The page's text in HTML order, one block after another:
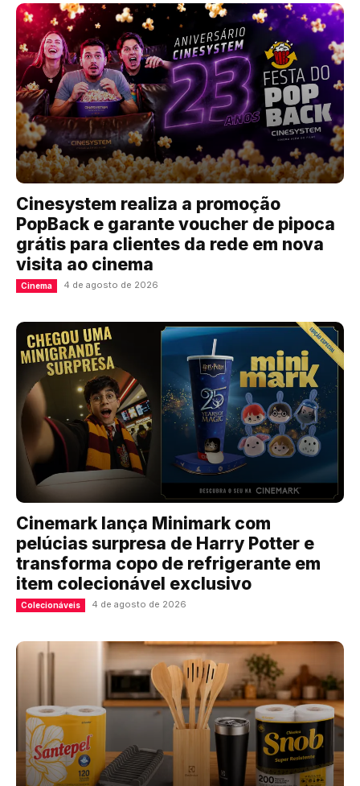
Cinesystem realiza a promoção
PopBack e garante voucher de pipoca
grátis para clientes da rede em nova
visita ao cinema
Cinema 4 de agosto de 2026
Cinemark lança Minimark com
pelúcias surpresa de Harry Potter e
transforma copo de refrigerante em
item colecionável exclusivo
Colecionáveis 4 de agosto de 2026